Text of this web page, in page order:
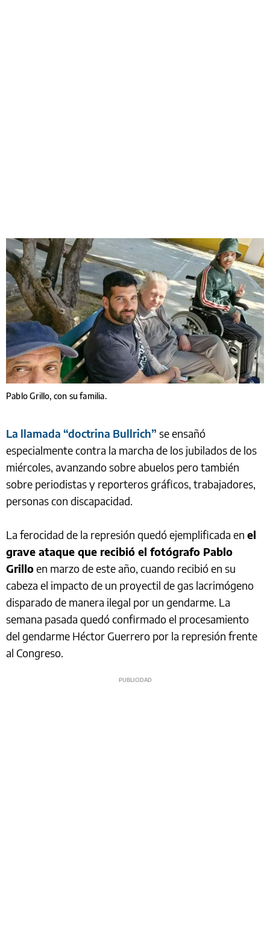
Pablo Grillo, con su familia.
La llamada “doctrina Bullrich” se ensañó
especialmente contra la marcha de los jubilados de los
miércoles, avanzando sobre abuelos pero también
sobre periodistas y reporteros gráficos, trabajadores,
personas con discapacidad.
La ferocidad de la represión quedó ejemplificada en el
grave ataque que recibió el fotógrafo Pablo
Grilloen marzo de este año, cuando recibió en su
cabeza el impacto de un proyectil de gas lacrimógeno
disparado de manera ilegal por un gendarme. La
semana pasada quedó confirmado el procesamiento
del gendarme Héctor Guerrero por la represión frente
al Congreso.